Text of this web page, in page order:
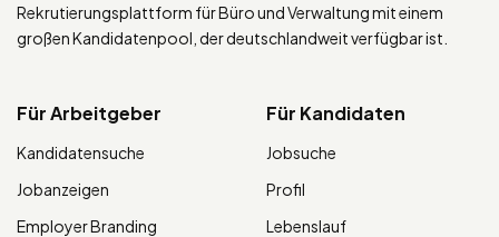
Rekrutierungsplattform für Büro und Verwaltung mit einem
großen Kandidatenpool, der deutschlandweit verfügbar ist.
Für Arbeitgeber
Kandidatensuche
Jobanzeigen
Employer Branding
Für Kandidaten
Jobsuche
Profil
Lebenslauf